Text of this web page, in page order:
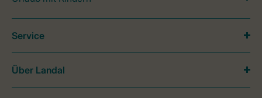
Service
Über Landal